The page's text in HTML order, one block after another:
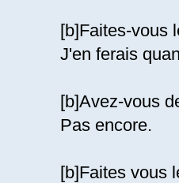
[b]Faites-vous
J'en ferais
[b]Avez-vous
Pas encore.
[b]Faites vous